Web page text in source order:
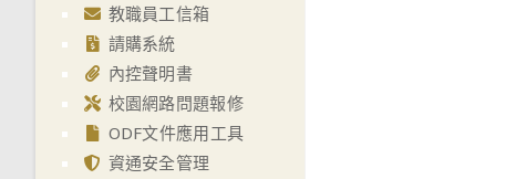
教職員工信箱
請購系統
內控聲明書
校園網路問題報修
ODF文件應用工具
資通安全管理